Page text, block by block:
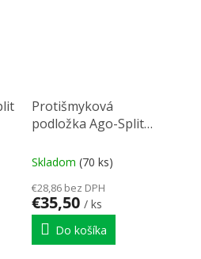
Protišmyková
podložka Ago-Split
Skladom (70 ks)
€28,86 bez DPH
€35,50 / ks
Do košíka